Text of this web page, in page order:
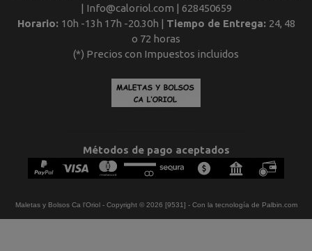
| Info@caloriol.com | 628450659
Horario: 10h -13h 17h -20.30h | Tiempo de Entrega: 24, 48
o 72 horas
(*) Precios con Impuestos incluidos
Métodos de pago aceptados
Maletas y Bolsos Ca l'Oriol- Copyright © 2026 [9531] - Con la tecnología de Palbin.com